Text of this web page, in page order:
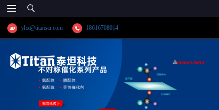
yhx@titansci.com 18616708014